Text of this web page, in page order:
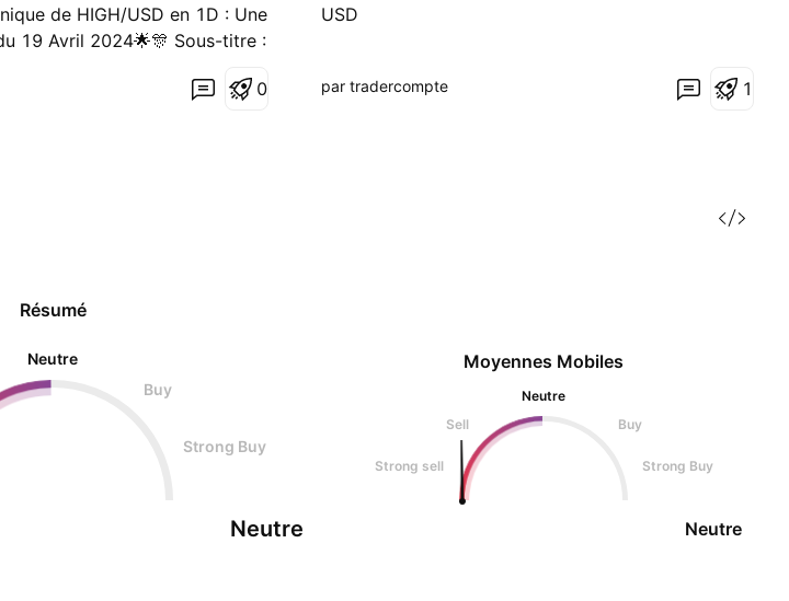
de HIGH/USD en 1D : Une
19 Avril 2024🌟🎊 Sous-titre :
Exceptionnelle💪🎉
0
USD
par tradercompte 1
Résumé
Neutre
Buy
Strong Buy
Neutre
Moyennes Mobiles
Neutre
Sell
Buy
Strong sell Strong Buy
Neutre